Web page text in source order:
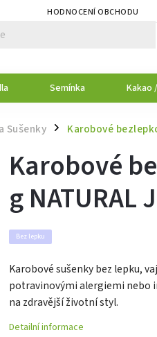
HODNOCENÍ OBCHODU
Semínka Kakao
Sušenky / Karobové
Karobové
g NATURAL
Bez lepku
Karobové sušenky bez lepku,
potravinovými alergiemi nebo
na zdravější životní styl.
Detailní informace